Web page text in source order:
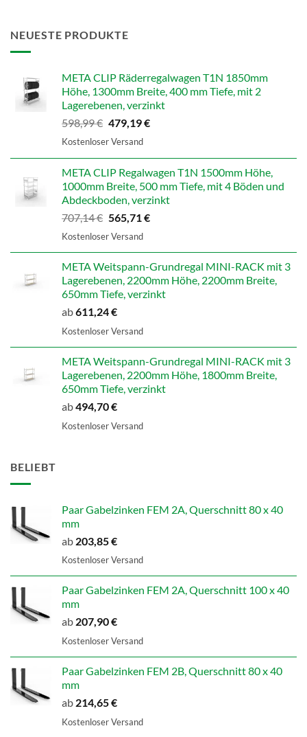
NEUESTE PRODUKTE
META CLIP Räderregalwagen T1N 1850mm
Höhe, 1300mm Breite, 400 mm Tiefe, mit 2
Lagerebenen, verzinkt
598,99€ Ursprünglicher
Preis
479,19€Aktueller
Kostenloser Versand
META CLIP Regalwagen T1N 1500mm Höhe,
1000mm Breite, 500 mm Tiefe, mit 4 Böden und
Abdeckboden, verzinkt
707,14€ Ursprünglicher
Preis
565,71 €Aktueller
Kostenloser Versand
META Weitspann-Grundregal MINI-RACK mit 3
Lagerebenen, 2200mm Höhe, 2200mm Breite,
650mm Tiefe, verzinkt
ab611,24€
Kostenloser Versand
META Weitspann-Grundregal MINI-RACK mit 3
Lagerebenen, 2200mm Höhe, 1800mm Breite,
650mm Tiefe, verzinkt
ab494,70€
Kostenloser Versand
BELIEBT
Paar Gabelzinken FEM 2A, Querschnitt 80 x 40
mm
ab 203,85€
Kostenloser Versand
Paar Gabelzinken FEM 2A, Querschnitt 100 x 40
mm
ab 207,90€
Kostenloser Versand
Paar Gabelzinken FEM 2B, Querschnitt 80 x 40
mm
ab 214,65€
Kostenloser Versand